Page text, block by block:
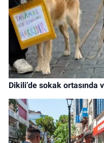
Dikili’de sokak ortasında